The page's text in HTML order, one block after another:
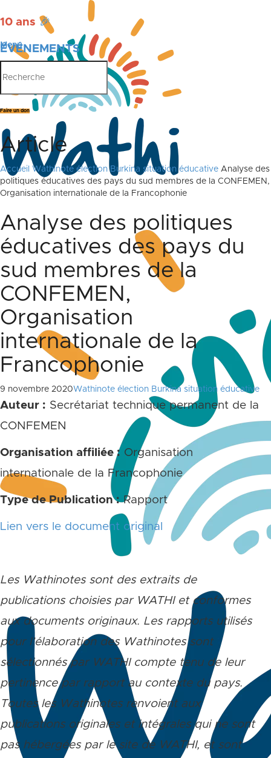
10 ans 🎉
ÉVÉNEMENTS
PUBLICATIONS
Menu
Faire un don
Article
Accueil Wathinote élection Burkina situation éducative Analyse des
politiques éducatives des pays du sud membres de la CONFEMEN,
Organisation internationale de la Francophonie
Analyse des politiques
éducatives des pays du
sud membres de la
CONFEMEN,
Organisation
internationale de la
Francophonie
9 novembre 2020Wathinote élection Burkina situation éducative
Auteur : Secrétariat technique permanent de la
CONFEMEN
Organisation affiliée : Organisation
internationale de la Francophonie
Type de Publication :Rapport
Lien vers le document original
Les Wathinotes sont des extraits de
publications choisies par WATHI et conformes
aux documents originaux. Les rapports utilisés
pour l’élaboration des Wathinotes sont
sélectionnés par WATHI compte tenu de leur
pertinence par rapport au contexte du pays.
Toutes les Wathinotes renvoient aux
publications originales et intégrales qui ne sont
pas hébergées par le site de WATHI, et sont